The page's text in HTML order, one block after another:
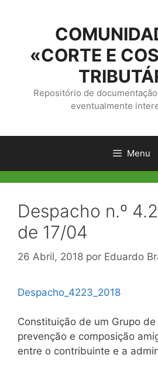
conteúdo«CORTE E
Repositório de
eventualmente
Menu
Despacho n.º
de 17/04
26 Abril, 2018 por Eduardo
Despacho_4223_2018
Constituição de um Grupo
prevenção e composição
entre o contribuinte e a